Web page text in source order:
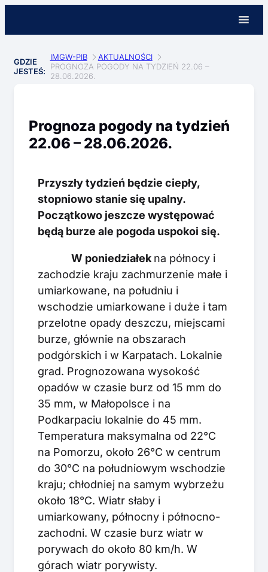
GDZIE
JESTEŚ:
IMGW-PIB
AKTUALNOŚCI
PROGNOZA POGODY NA TYDZIEŃ 22.06 –
28.06.2026.
Prognoza pogody na tydzień
22.06 – 28.06.2026.
Przyszły tydzień będzie ciepły,
stopniowo stanie się upalny.
Początkowo jeszcze występować
będą burze ale pogoda uspokoi się.
W poniedziałek na północy i
zachodzie kraju zachmurzenie małe i
umiarkowane, na południu i
wschodzie umiarkowane i duże i tam
przelotne opady deszczu, miejscami
burze, głównie na obszarach
podgórskich i w Karpatach. Lokalnie
grad. Prognozowana wysokość
opadów w czasie burz od 15 mm do
35 mm, w Małopolsce i na
Podkarpaciu lokalnie do 45 mm.
Temperatura maksymalna od 22°C
na Pomorzu, około 26°C w centrum
do 30°C na południowym wschodzie
kraju; chłodniej na samym wybrzeżu
około 18°C. Wiatr słaby i
umiarkowany, północny i północno-
zachodni. W czasie burz wiatr w
porywach do około 80 km/h. W
górach wiatr porywisty.